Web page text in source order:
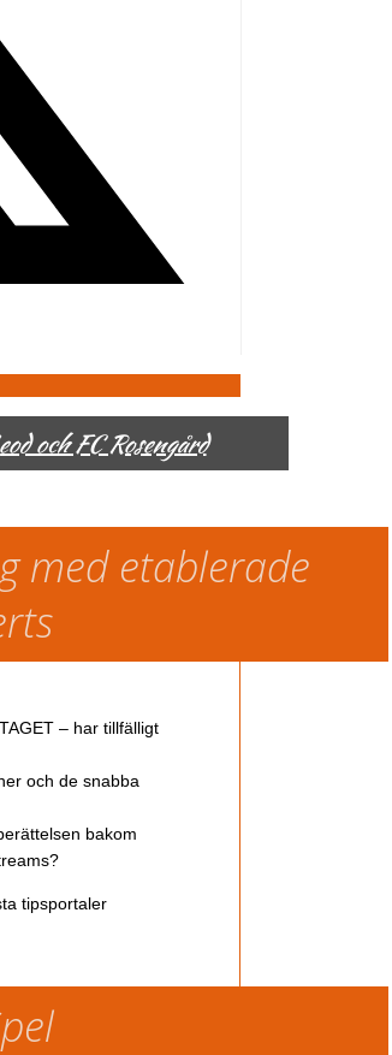
och FC Rosengård
med etablerade
– har tillfälligt
och de snabba
bakom
tipsportaler